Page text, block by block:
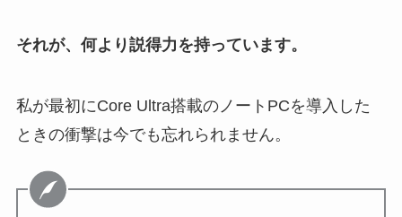
それが、何より説得力を持っています。
私が最初にCore Ultra搭載のノートPCを導入した
ときの衝撃は今でも忘れられません。